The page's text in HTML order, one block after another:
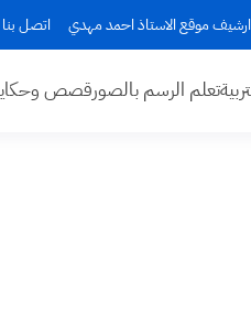
ارشيف موقع الاستاذ احمد مهدي اتصل بنا
تعلم الرسم بالصورقصص